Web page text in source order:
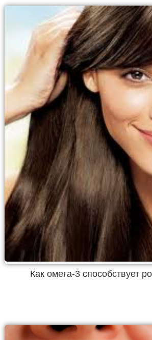
Как омега-3 способствует